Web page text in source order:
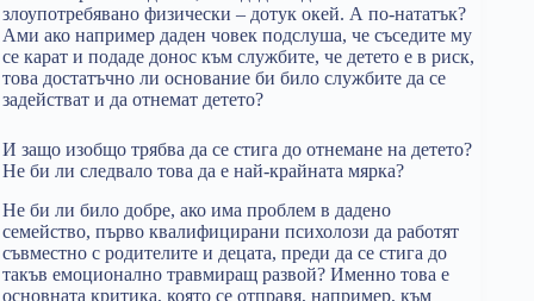
злоупотребявано физически – дотук окей. А по-нататък?
Ами ако например даден човек подслуша, че съседите му
се карат и подаде донос към службите, че детето е в риск,
това достатъчно ли основание би било службите да се
задействат и да отнемат детето?
И защо изобщо трябва да се стига до отнемане на детето?
Не би ли следвало това да е най-крайната мярка?
Не би ли било добре, ако има проблем в дадено
семейство, първо квалифицирани психолози да работят
съвместно с родителите и децата, преди да се стига до
такъв емоционално травмиращ развой? Именно това е
основната критика, която се отправя, например, към